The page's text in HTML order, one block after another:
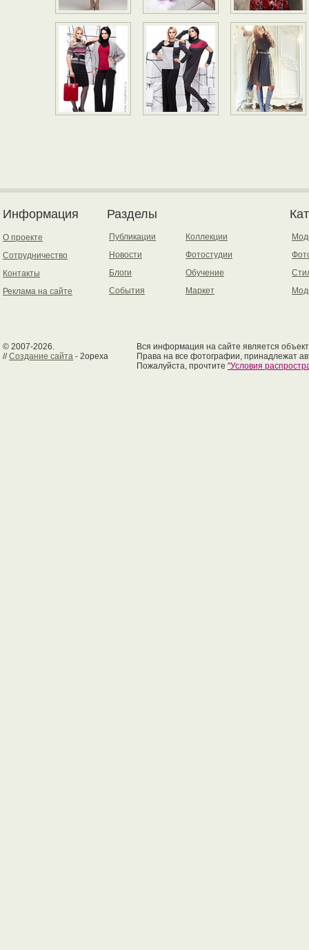
Информация
О проекте
Сотрудничество
Контакты
Реклама на сайте
Разделы
Публикации
Новости
Блоги
События
Коллекции
Фотостудии
Обучение
Маркет
© 2007-2026.
//Создание сайта - 2opexa
Вся информация на сайте является
Права на все фотографии, принадлежат
Пожалуйста, прочтите "Условия